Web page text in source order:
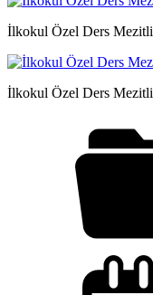
İlkokul Özel Ders Mezitli
İlkokul Özel Ders Mezitli